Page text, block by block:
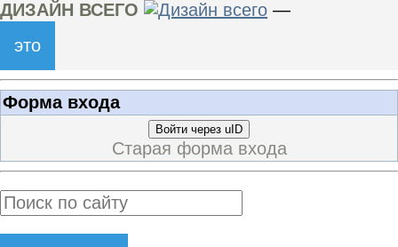
ДИЗАЙН ВСЕГО
—
это
Форма входа
Войти через uID
Старая форма входа